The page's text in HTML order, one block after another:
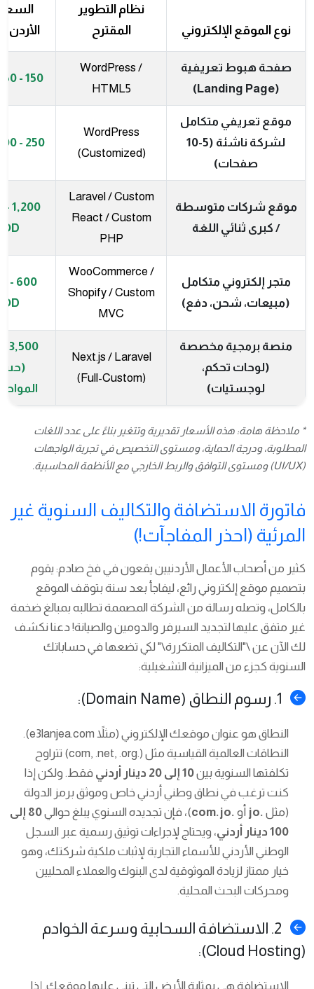
نوع الموقع الإلكتروني
نظام التطوير
المقترح
الأردن
صفحة هبوط تعريفية
(Landing Page)
WordPress /
HTML5
150 - 350 JOD
موقع تعريفي متكامل
لشركة ناشئة (5-10
صفحات)
WordPress
(Customized)
250 - 600 JOD
موقع شركات متوسطة
/ كبرى ثنائي اللغة
Laravel / Custom
React / Custom
PHP
متجر إلكتروني متكامل
(مبيعات، شحن، دفع)
WooCommerce /
Shopify / Custom
MVC
منصة برمجية مخصصة
(لوحات تحكم،
لوجستيات)
Next.js / Laravel
(Full-Custom)
* ملاحظة هامة: هذه الأسعار تقديرية وتتغير بناءً على عدد اللغات
المطلوبة، ودرجة الحماية، ومستوى التخصيص في تجربة الواجهات
(UI/UX) ومستوى التوافق والربط الخارجي مع الأنظمة المحاسبية.
فاتورة الاستضافة والتكاليف السنوية غير
المرئية (احذر المفاجآت!)
كثير من أصحاب الأعمال الأردنيين يقعون في فخ صادم: يقوم
بتصميم موقع إلكتروني رائع، ليفاجأ بعد سنة بتوقف الموقع
بالكامل، وتصله رسالة من الشركة المصممة تطالبه بمبالغ ضخمة
غير متفق عليها لتجديد السيرفر والدومين والصيانة! دعنا نكشف
لك الآن عن \"التكاليف المتكررة\" لكي تضعها في حساباتك
السنوية كجزء من الميزانية التشغيلية:
النطاق هو عنوان موقعك الإلكتروني (مثلاً e3lanjea.com).
النطاقات العالمية القياسية مثل (.com, .net, .org) تتراوح
تكلفتها السنوية بين10 إلى 20 دينار أردني
فقط. ولكن إذا
كنت ترغب في نطاق وطني أردني خاص وموثق برمز الدولة
(مثل .jo أو .com.jo )، فإن تجديده السنوي يبلغ حوالي
80 إلى
100 دينار أردني
، ويحتاج لإجراءات توثيق رسمية عبر السجل
الوطني الأردني للأسماء التجارية لإثبات ملكية شركتك، وهو
خيار ممتاز لزيادة الموثوقية لدى البنوك والعملاء المحليين
ومحركات البحث المحلية.
2. الاستضافة السحابية وسرعة الخوادم
(Cloud Hosting):
الاستضافة هي بمثابة الأرض التي تبني عليها موقعك. إذا